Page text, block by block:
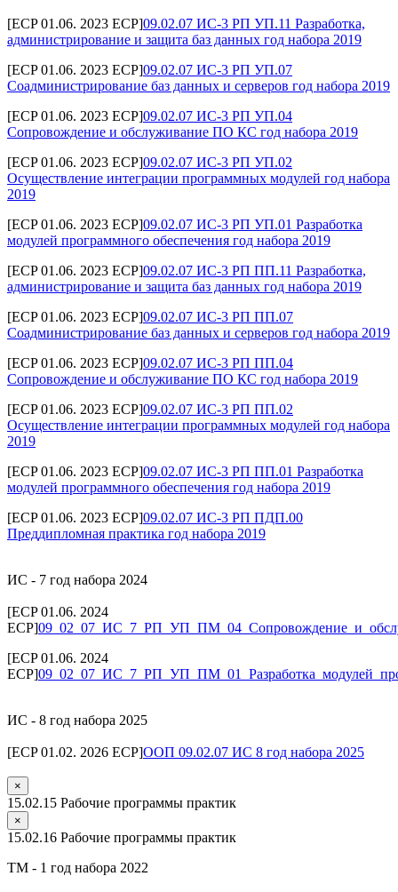
[ECP 01.06. 2023 ECP]09.02.07 ИС-3 РП УП.11 Разработка,
администрирование и защита баз данных год набора 2019
[ECP 01.06. 2023 ECP]09.02.07 ИС-3 РП УП.07
Соадминистрирование баз данных и серверов год набора 2019
[ECP 01.06. 2023 ECP]09.02.07 ИС-3 РП УП.04
Сопровождение и обслуживание ПО КС год набора 2019
[ECP 01.06. 2023 ECP]09.02.07 ИС-3 РП УП.02
Осуществление интеграции программных модулей год набора
2019
[ECP 01.06. 2023 ECP]09.02.07 ИС-3 РП УП.01 Разработка
модулей программного обеспечения год набора 2019
[ECP 01.06. 2023 ECP]09.02.07 ИС-3 РП ПП.11 Разработка,
администрирование и защита баз данных год набора 2019
[ECP 01.06. 2023 ECP]09.02.07 ИС-3 РП ПП.07
Соадминистрирование баз данных и серверов год набора 2019
[ECP 01.06. 2023 ECP]09.02.07 ИС-3 РП ПП.04
Сопровождение и обслуживание ПО КС год набора 2019
[ECP 01.06. 2023 ECP]09.02.07 ИС-3 РП ПП.02
Осуществление интеграции программных модулей год набора
2019
[ECP 01.06. 2023 ECP]09.02.07 ИС-3 РП ПП.01 Разработка
модулей программного обеспечения год набора 2019
[ECP 01.06. 2023 ECP]09.02.07 ИС-3 РП ПДП.00
Преддипломная практика год набора 2019
ИС - 7 год набора 2024
[ECP 01.06. 2024
ECP]
[ECP 01.06. 2024
ECP]
ИС - 8 год набора 2025
[ECP 01.02. 2026 ECP]ООП 09.02.07 ИС 8 год набора 2025
×
15.02.15 Рабочие программы практик
×
15.02.16 Рабочие программы практик
ТМ - 1 год набора 2022